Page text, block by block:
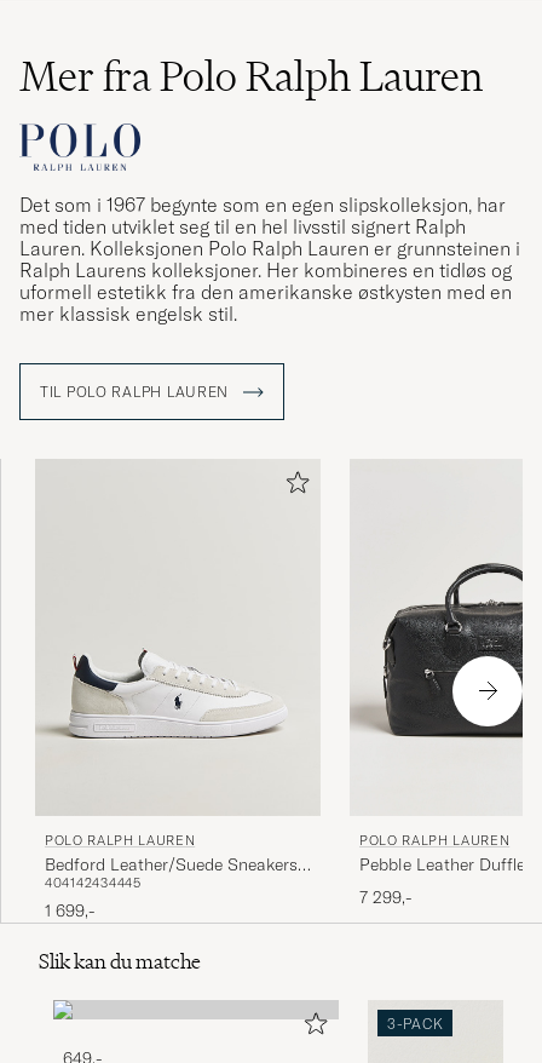
Mer fra Polo Ralph Lauren
Det som i 1967 begynte som en egen slipskolleksjon, har
med tiden utviklet seg til en hel livsstil signert Ralph
Lauren. Kolleksjonen Polo Ralph Lauren er grunnsteinen i
Ralph Laurens kolleksjoner. Her kombineres en tidløs og
uformell estetikk fra den amerikanske østkysten med en
mer klassisk engelsk stil.
TIL POLO RALPH LAUREN
POLO RALPH LAUREN
Bedford Leather/Suede Sneakers
Multi
404142434445
1 699,-
POLO RALPH LAUREN
Pebble Leather Duffle
7 299,-
Slik kan du matche
649,-
3-PACK